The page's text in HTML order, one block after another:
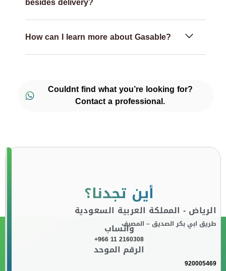
How can I learn more about Gasable?
Couldnt find what you’re looking for?
Contact a professional.
أين تجدنا؟
الرياض - المملكة العربية السعودية
طريق ابي بكر الصديق – المصيفواتساب
+966 11 2160308
الرقم الموحد
920005469